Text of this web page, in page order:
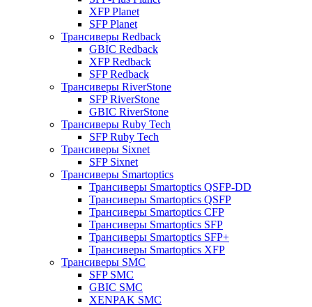
XFP Planet
SFP Planet
Трансиверы Redback
GBIC Redback
XFP Redback
SFP Redback
Трансиверы RiverStone
SFP RiverStone
GBIC RiverStone
Трансиверы Ruby Tech
SFP Ruby Tech
Трансиверы Sixnet
SFP Sixnet
Трансиверы Smartoptics
Трансиверы Smartoptics QSFP-DD
Трансиверы Smartoptics QSFP
Трансиверы Smartoptics CFP
Трансиверы Smartoptics SFP
Трансиверы Smartoptics SFP+
Трансиверы Smartoptics XFP
Трансиверы SMC
SFP SMC
GBIC SMC
XENPAK SMC